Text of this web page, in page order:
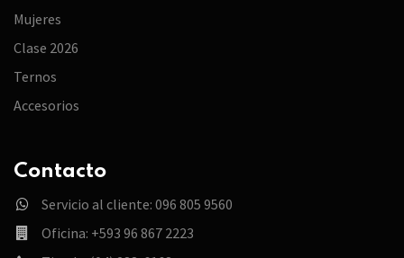
Mujeres
Clase 2026
Ternos
Accesorios
Contacto
Servicio al cliente: 096 805 9560
Oficina: +593 96 867 2223